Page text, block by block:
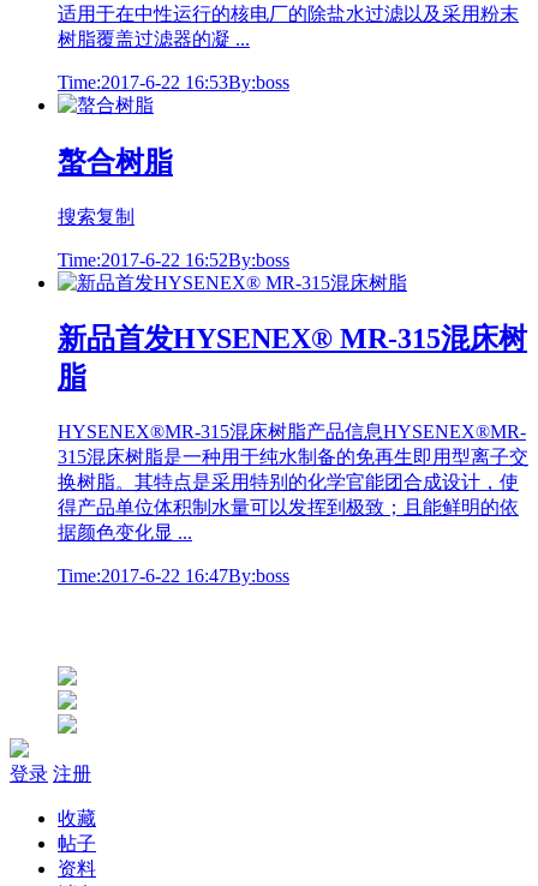
适用于在中性运行的核电厂的除盐水过滤以及采用粉末
树脂覆盖过滤器的凝 ...
Time:2017-6-22 16:53By:boss
螯合树脂
搜索复制
Time:2017-6-22 16:52By:boss
新品首发HYSENEX® MR-315混床树
脂
HYSENEX®MR-315混床树脂产品信息HYSENEX®MR-
315混床树脂是一种用于纯水制备的免再生即用型离子交
换树脂。其特点是采用特别的化学官能团合成设计，使
得产品单位体积制水量可以发挥到极致；且能鲜明的依
据颜色变化显 ...
Time:2017-6-22 16:47By:boss
登录 注册
收藏
帖子
资料